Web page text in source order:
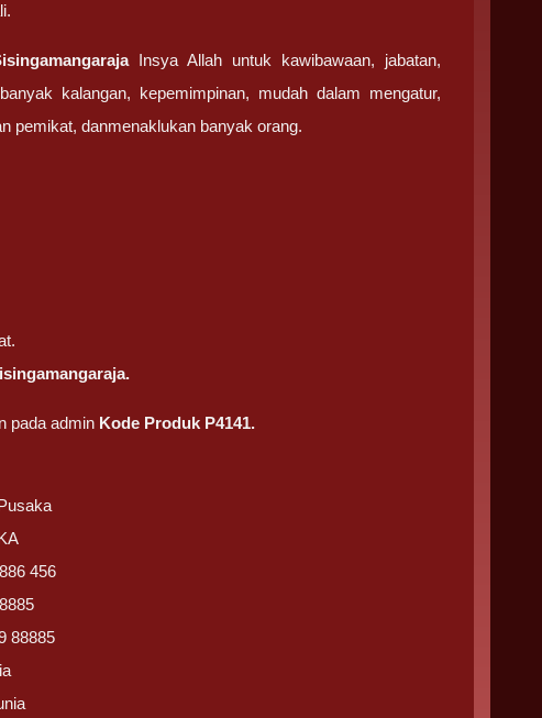
Insya Allah untuk kawibawaan, jabatan,
kalangan, kepemimpinan, mudah dalam mengatur,
pemikat, danmenaklukan banyak orang.
pada admin Kode Produk P4141.
456
88885